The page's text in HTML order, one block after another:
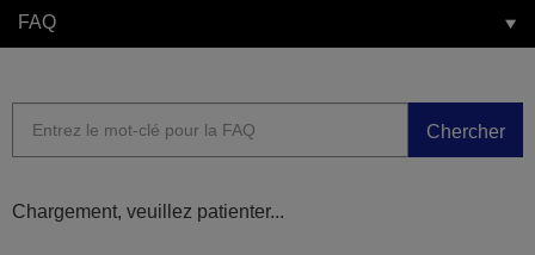
FAQ
Chercher
Chargement, veuillez patienter...